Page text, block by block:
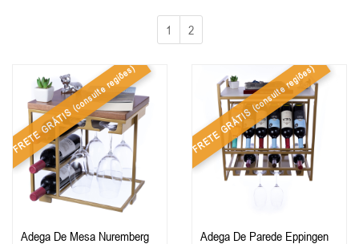
1 2
FRETE GRÁTIS
(consulte regiões)
Adega De Mesa Nuremberg
FRETE GRÁTIS
(consulte regiões)
Adega De Parede Eppingen